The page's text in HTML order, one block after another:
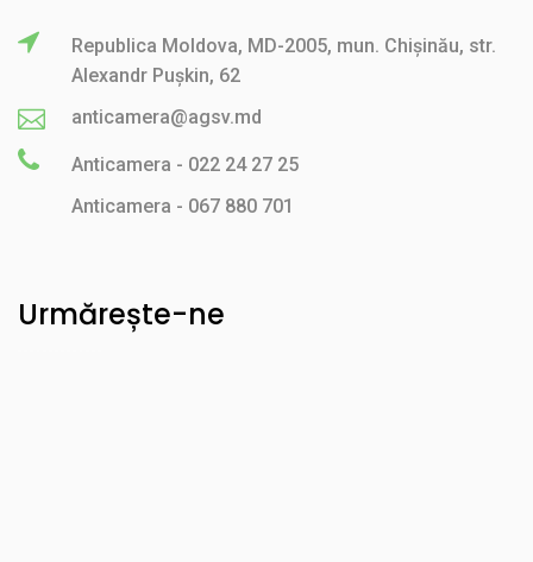
Republica Moldova, MD-2005, mun. Chișinău, str.
Alexandr Pușkin, 62
anticamera@agsv.md
Anticamera - 022 24 27 25
Anticamera - 067 880 701
Urmărește-ne